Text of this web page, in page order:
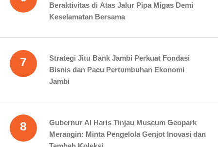
Beraktivitas di Atas Jalur Pipa Migas Demi
Keselamatan Bersama
7
Strategi Jitu Bank Jambi Perkuat Fondasi
Bisnis dan Pacu Pertumbuhan Ekonomi
Jambi
8
Gubernur Al Haris Tinjau Museum Geopark
Merangin: Minta Pengelola Genjot Inovasi dan